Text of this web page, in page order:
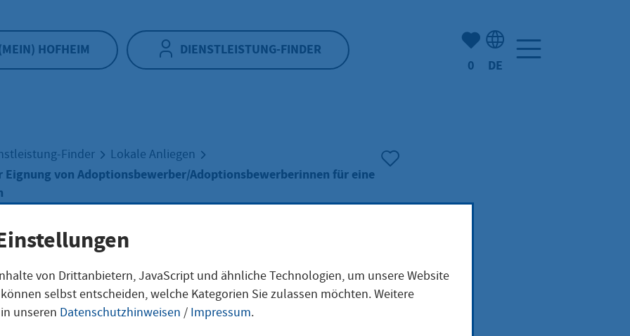
HOFHEIM DIENSTLEISTUNG-FINDER
Anzahl der gemerkten
0 DE
Finder Lokale Anliegen
Eignung von Adoptionsbewerber/Adoptionsbewerberinnen für eine
der Eignung
von Drittanbietern, JavaScript und ähnliche Technologien, um unsere Website
selbst entscheiden, welche Kategorien Sie zulassen möchten. Weitere
unseren Datenschutzhinweisen / Impressum.